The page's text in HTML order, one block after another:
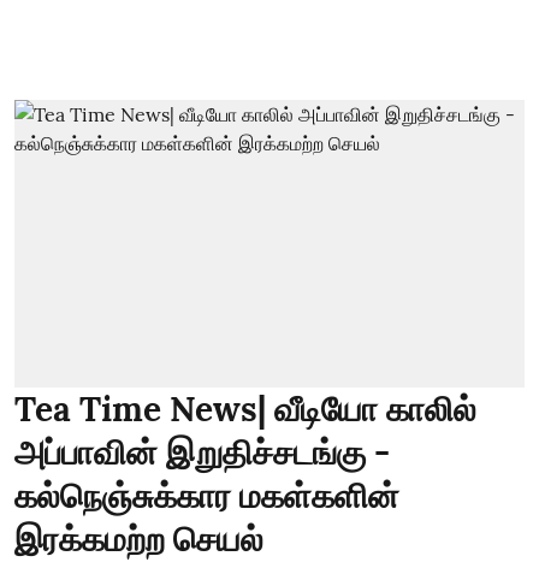
Tea Time News| வீடியோ காலில்
அப்பாவின் இறுதிச்சடங்கு -
கல்நெஞ்சுக்கார மகள்களின்
இரக்கமற்ற செயல்